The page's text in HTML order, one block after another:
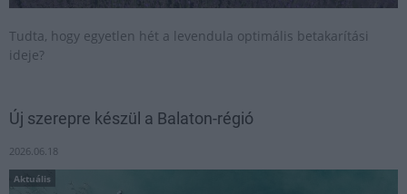
Tudta, hogy egyetlen hét a levendula optimális betakarítási
ideje?
Új szerepre készül a Balaton-régió
2026.06.18
Aktuális